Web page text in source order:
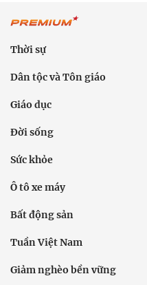
Thời sự
Dân tộc và Tôn giáo
Giáo dục
Đời sống
Sức khỏe
Ô tô xe máy
Bất động sản
Tuần Việt Nam
Giảm nghèo bền vững